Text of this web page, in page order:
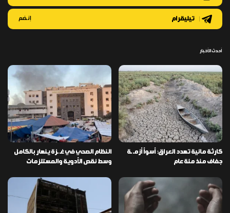
تيليقرام إنضم
أحدث الأخبار
كارثة مائية تهدد العراق: أسوأ أزمـ ـة
جفاف منذ مئة عام
النظام الصحي في غـ ـزة ينهار بالكامل
وسط نقص الأدوية والمستلزمات